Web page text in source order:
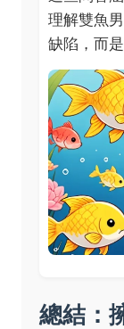
理解雙魚
缺陷，而
總結：